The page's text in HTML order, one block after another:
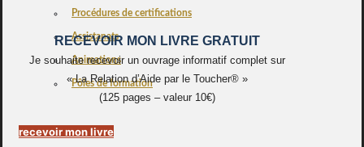
Procédures de certifications
Assistanats
Animations
Pôles de formation
RECEVOIR MON LIVRE GRATUIT
Je souhaite recevoir un ouvrage informatif complet sur
« La Relation d’Aide par le Toucher® »
(125 pages – valeur 10€)
recevoir mon livre